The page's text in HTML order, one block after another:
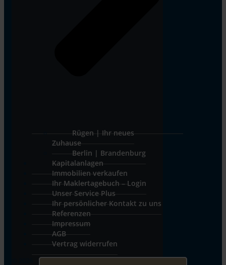
Rügen | Ihr neues
Zuhause
Berlin | Brandenburg
Kapitalanlagen
Immobilien verkaufen
Ihr Maklertagebuch – Login
Unser Service Plus
Ihr persönlicher Kontakt zu uns
Referenzen
Impressum
AGB
Vertrag widerrufen